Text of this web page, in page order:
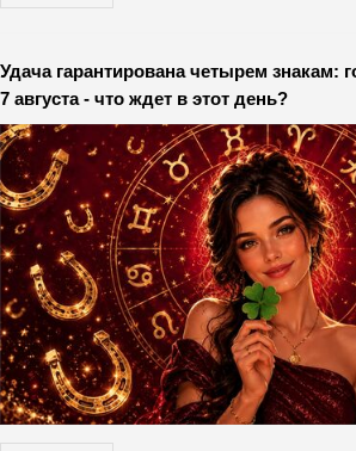
Удача гарантирована четырем знакам:
7 августа - что ждет в этот день?